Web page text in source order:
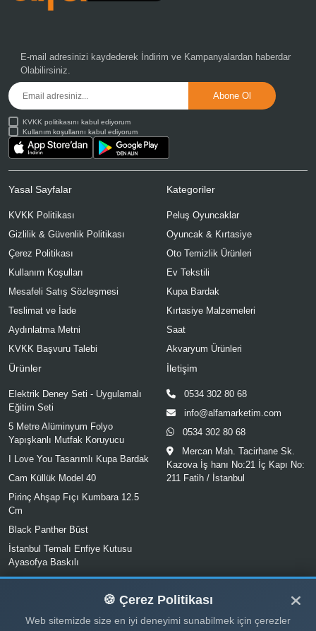
E-mail adresinizi kaydederek İndirim ve Kampanyalardanhaberdar
Olabilirsiniz.
KVKK politikasını kabul ediyorum
Kullanım koşullarını kabul ediyorum
Yasal Sayfalar
KVKK Politikası
Gizlilik & Güvenlik Politikası
Çerez Politikası
Kullanım Koşulları
Mesafeli Satış Sözleşmesi
Teslimat ve İade
Aydınlatma Metni
KVKK Başvuru Talebi
Kategoriler
Peluş Oyuncaklar
Oyuncak & Kırtasiye
Oto Temizlik Ürünleri
Ev Tekstili
Kupa Bardak
Kırtasiye Malzemeleri
Saat
Akvaryum Ürünleri
Ürünler
Elektrik Deney Seti - Uygulamalı
Eğitim Seti
5 Metre Alüminyum Folyo
Yapışkanlı Mutfak Koruyucu
I Love You Tasarımlı Kupa Bardak
Cam Küllük Model 40
Pirinç Ahşap Fıçı Kumbara 12.5
Cm
Black Panther Büst
İstanbul Temalı Enfiye Kutusu
Ayasofya Baskılı
Seramik Buhurdanlık
İletişim
0534 302 80 68
info@alfamarketim.com
0534 302 80 68
Mercan Mah. Tacirhane Sk.
Kazova İş hanı No:21 İç Kapı No:
211 Fatih / İstanbul
🍪 Çerez Politikası
Web sitemizde size en iyi deneyimi sunabilmek için çerezler